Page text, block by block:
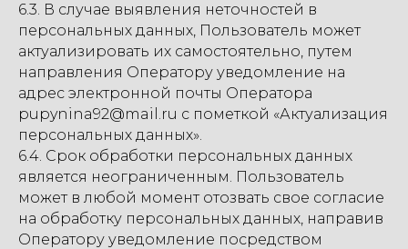
6.3. В случае выявления неточностей в
персональных данных, Пользователь может
актуализировать их самостоятельно, путем
направления Оператору уведомление на
адрес электронной почты Оператора
pupynina92@mail.ru с пометкой «Актуализация
персональных данных».
6.4. Срок обработки персональных данных
является неограниченным. Пользователь
может в любой момент отозвать свое согласие
на обработку персональных данных, направив
Оператору уведомление посредством